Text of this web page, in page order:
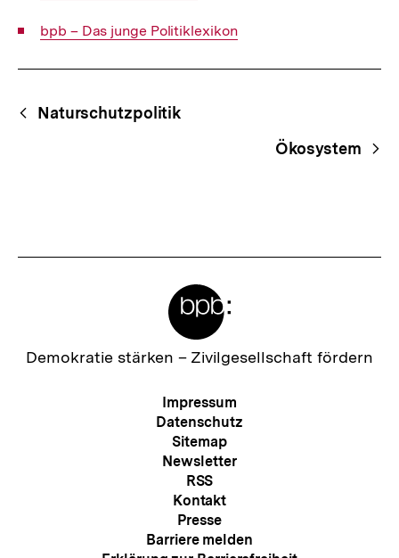
Interner
bpb – Das junge Politiklexikon
Begriffsnavigation
Content-
Navigation
Naturschutzpolitik
Ökosystem
Zur
Demokratie stärken – Zivilgesellschaft fördern
Meta-
Navigation
Impressum
Datenschutz
Sitemap
Newsletter
RSS
Kontakt
Presse
Barriere melden